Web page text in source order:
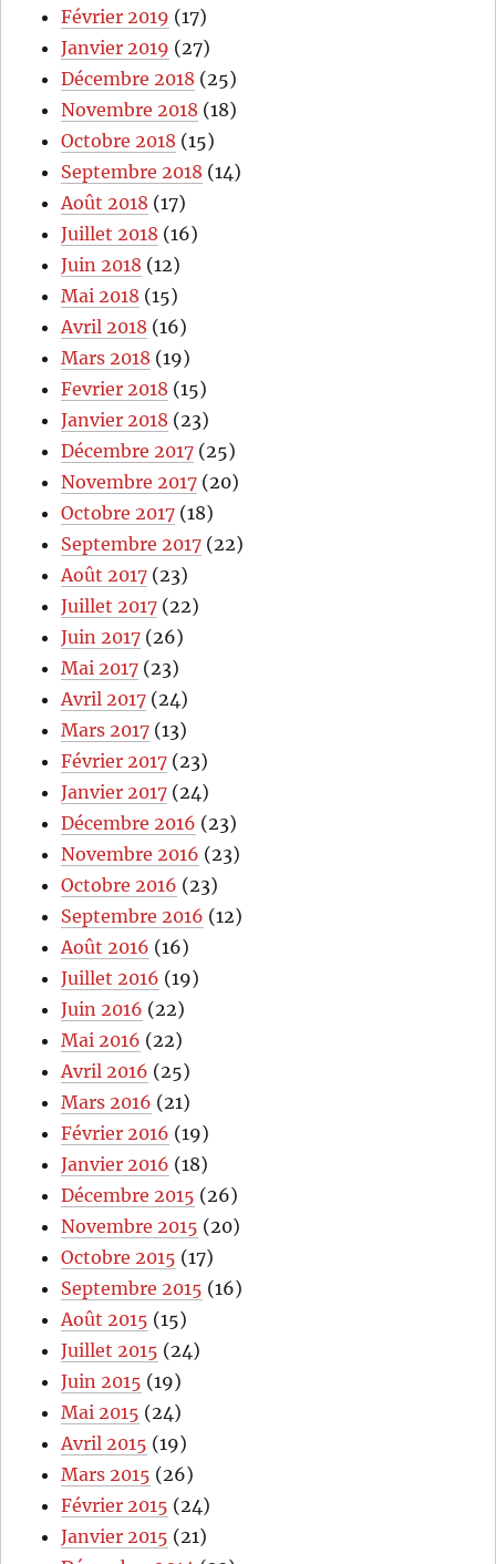
Février 2019 (17)
Janvier 2019 (27)
Décembre 2018 (25)
Novembre 2018 (18)
Octobre 2018 (15)
Septembre 2018 (14)
Août 2018 (17)
Juillet 2018 (16)
Juin 2018 (12)
Mai 2018 (15)
Avril 2018 (16)
Mars 2018 (19)
Fevrier 2018 (15)
Janvier 2018 (23)
Décembre 2017 (25)
Novembre 2017 (20)
Octobre 2017 (18)
Septembre 2017 (22)
Août 2017 (23)
Juillet 2017 (22)
Juin 2017 (26)
Mai 2017 (23)
Avril 2017 (24)
Mars 2017 (13)
Février 2017 (23)
Janvier 2017 (24)
Décembre 2016 (23)
Novembre 2016 (23)
Octobre 2016 (23)
Septembre 2016 (12)
Août 2016 (16)
Juillet 2016 (19)
Juin 2016 (22)
Mai 2016 (22)
Avril 2016 (25)
Mars 2016 (21)
Février 2016 (19)
Janvier 2016 (18)
Décembre 2015 (26)
Novembre 2015 (20)
Octobre 2015 (17)
Septembre 2015 (16)
Août 2015 (15)
Juillet 2015 (24)
Juin 2015 (19)
Mai 2015 (24)
Avril 2015 (19)
Mars 2015 (26)
Février 2015 (24)
Janvier 2015 (21)